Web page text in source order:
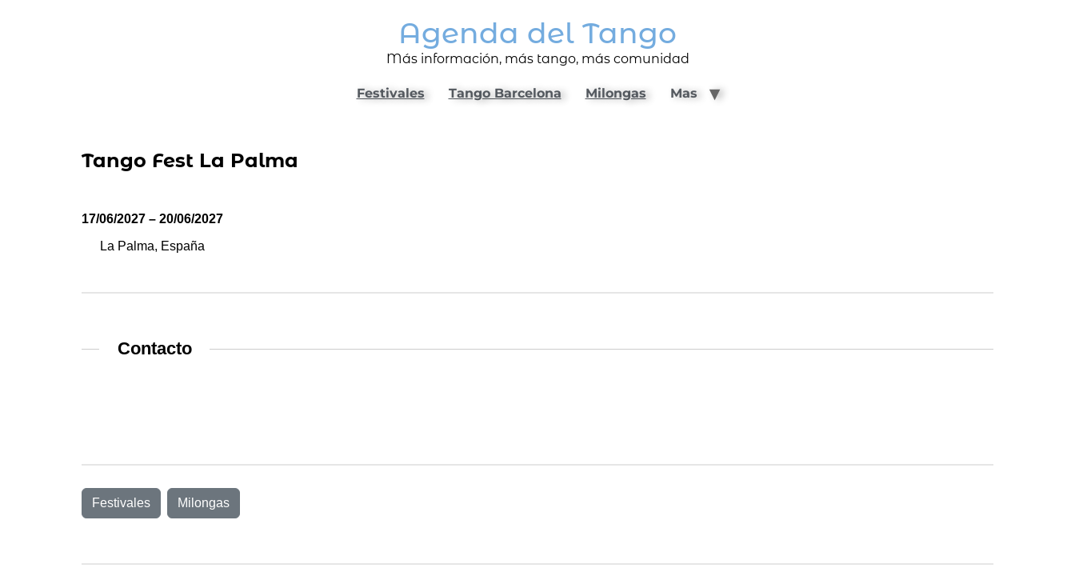
Agenda del Tango
Más información, más tango, más comunidad
Festivales Tango Barcelona Milongas Mas
Tango Fest La Palma
17/06/2027 – 20/06/2027
La Palma, España
Contacto
Festivales Milongas